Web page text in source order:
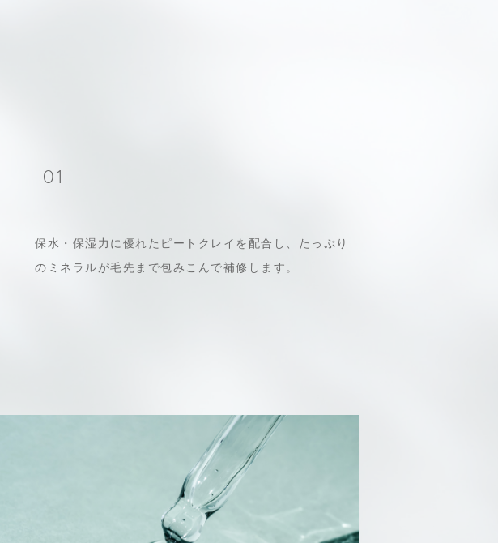
01
保水・保湿力に優れたピートクレイを配合し、たっぷり
のミネラルが毛先まで包みこんで補修します。